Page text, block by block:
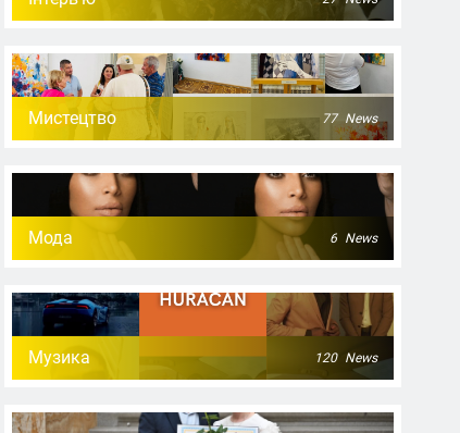
Мистецтво 77 News
Мода 6 News
Музика 120 News